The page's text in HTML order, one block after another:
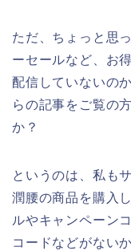
ただ、ちょっと思
ーセールなど、お
配信していないの
らの記事をご覧の
か？
というのは、私も
潤腰の商品を購入
ルやキャンペーン
コードなどがない